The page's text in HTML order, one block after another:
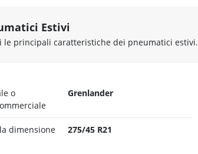
Estivi
le principali caratteristiche dei pneumatici estivi.
o
Grenlander
dimensione
275/45 R21